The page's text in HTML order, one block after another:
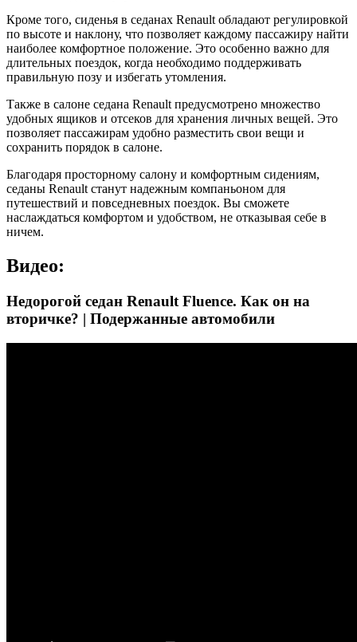
Кроме того, сиденья в седанах Renault обладают регулировкой
по высоте и наклону, что позволяет каждому пассажиру найти
наиболее комфортное положение. Это особенно важно для
длительных поездок, когда необходимо поддерживать
правильную позу и избегать утомления.
Также в салоне седана Renault предусмотрено множество
удобных ящиков и отсеков для хранения личных вещей. Это
позволяет пассажирам удобно разместить свои вещи и
сохранить порядок в салоне.
Благодаря просторному салону и комфортным сидениям,
седаны Renault станут надежным компаньоном для
путешествий и повседневных поездок. Вы сможете
наслаждаться комфортом и удобством, не отказывая себе в
ничем.
Видео:
Недорогой седан Renault Fluence. Как он на
вторичке? | Подержанные автомобили